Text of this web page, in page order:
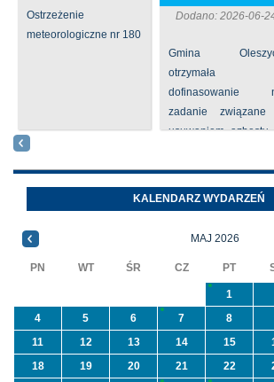
Ostrzeżenie
meteorologiczne nr 180
Dodano: 2026-06-
Gmina
otrzymała
dofinasowanie
zadanie
usuwaniem
azbest w
programu
priorytetowego
KALENDARZ WYDARZEŃ
MAJ 2026
PN WT ŚR CZ PT
1
4
5 6 7 8
11
12 13 14 15
18
19 20 21 22